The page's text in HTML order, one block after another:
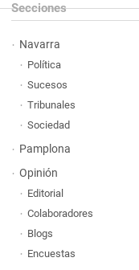
Secciones
Navarra
Política
Sucesos
Tribunales
Sociedad
Pamplona
Opinión
Editorial
Colaboradores
Blogs
Encuestas